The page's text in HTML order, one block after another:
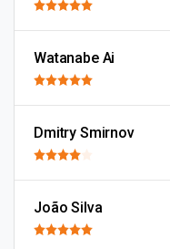
Watanabe Ai
Dmitry Smirnov
João Silva